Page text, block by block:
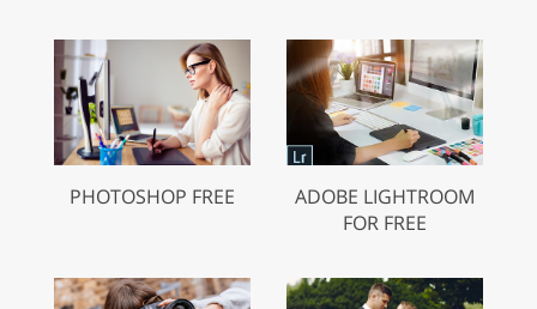
PHOTOSHOP FREE
ADOBE LIGHTROOM
FOR FREE